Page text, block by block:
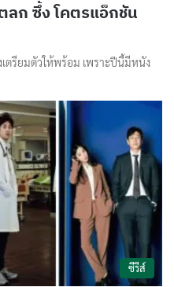
ลก ซึ้ง โคตรแอ็กชัน
ตรียมตัวให้พร้อม เพราะปีนี้มีหนัง
ซีรีส์